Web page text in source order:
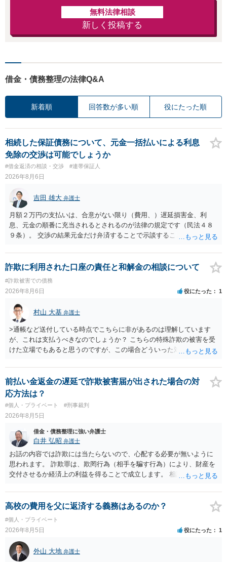
無料法律相談
新しく投稿する
借金・債務整理の法律Q&A
新着順 回答数が多い順 役にたった順
相続した保証債務について、元金一括払いによる利息
免除の交渉は可能でしょうか
#借金返済の相談・交渉 #連帯保証人
2026年8月6日
吉田 雄大 弁護士
月額２万円の支払いは、合意がない限り（費用、）遅延損害金、利
息、元金の順番に充当されるとされるのが法律の規定です（民法４８
９条）。 交渉の結果元金だけ弁済することで示談することは、弁護士
ることには消極的なことが多いものの、お近くの弁護士にご依頼しチ
ャレンジなさる意義は十分にあると思います。
詐欺に利用された口座の責任と和解金の相談について
#詐欺被害での債務
2026年8月6日 役にたった 1
村山 大基 弁護士
>通帳など送付している時点でこちらに非があるのは理解しています
が、これは支払うべきなのでしょうか？ こちらの特殊詐欺の被害を受
けた立場でもあると思うのですが、この場合どういった対処が必要で
がいいとは思います。 そもそも、特殊詐欺関係なく旦那さんの行為
は法に触れる可能性もあります。 ＞100万を支払わず穏便に和解する
ことは可能でしょうか？ →一般的には難しいです。相談者さんも１０
０万円の被害を受けたとして、１円も払わないで和解したいと言われ
たら、 できるだけ重い刑罰を与えて欲しい、と思われるのではない
でしょうか。 ＞弁護士さんに入ってもらうことで支払額が下がること
はありますか？ そこはあり得ます、ただ、弁護士費用かけるならその
分賠償に回すことも考えられるので、 兼ね合いは考えてみましょう。
前払い金返金の遅延で詐欺被害届が出された場合の対
応方法は？
#個人・プライベート #刑事裁判
2026年8月5日
借金・債務整理に強い弁護士
白井 弘昭 弁護士
お話の内容では詐欺には当たらないので、心配する必要が無いように
思われます。 詐欺罪は、欺罔行為（相手を騙す行為）により、財産を
交付させるか経済上の利益を得ることで成立します。 相談者さんは、
ので、詐欺罪の実行行為性が無く罪に問うことはできません。 おそら
く、相手が真実を話せば警察も取り合わないと思いますが、虚偽の内
容を述べた場合は、捜査はあるかもしれません。 ただし、捜査におい
て、真実を説明すれば、「ちゃんと返しなさいよ」程度の注意で済む
ことだと思われます。 また、返せるお金が無いのであれば、返せない
のは致し方ありません。真摯に分割して支払うことを相手に告げてい
くのみでしょう。 以上、ご参考まで。
高校の費用を父に返済する義務はあるのか？
#個人・プライベート
2026年8月5日 役にたった 1
外山 大地 弁護士